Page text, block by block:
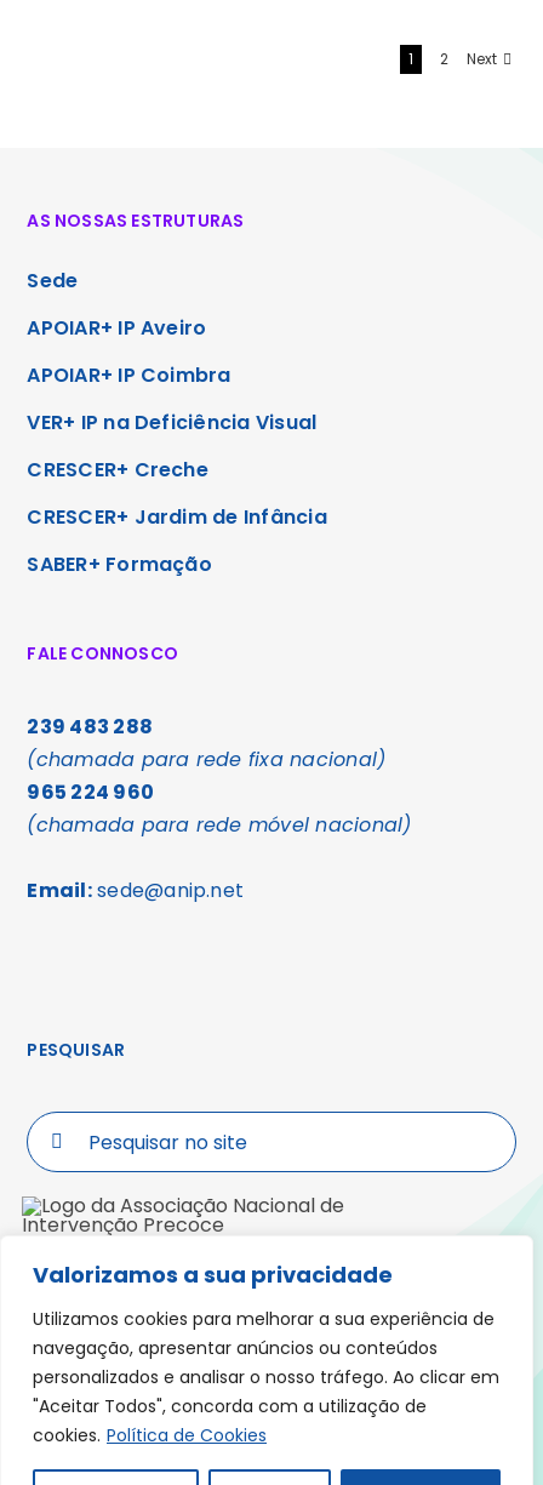
Valorizamos a sua privacidade
Utilizamos cookies para melhorar a sua experiência de
navegação, apresentar anúncios ou conteúdos
personalizados e analisar o nosso tráfego. Ao clicar em
"Aceitar Todos", concorda com a utilização de
cookies. Política de Cookies
1 2 Next
Morada: Praceta Padre José Anchieta,
Lote 5, R/ch, Fração C, 3000-319 COIMBRA
AS NOSSAS ESTRUTURAS
Sede
APOIAR+ IP Aveiro
APOIAR+ IP Coimbra
VER+ IP na Deficiência Visual
CRESCER+ Creche
CRESCER+ Jardim de Infância
SABER+ Formação
FALE CONNOSCO
239 483 288
(chamada para rede fixa nacional)
965 224 960
(chamada para rede móvel nacional)
Email:sede@anip.net
Política de Cookies
Declaração de Acessibilidade
PESQUISAR
Search
for: